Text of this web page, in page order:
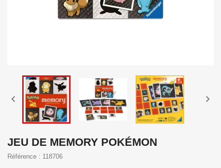
 
JEU DE MEMORY POKÉMON
Référence : 118706